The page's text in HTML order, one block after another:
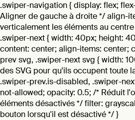
.swiper-navigation { display: flex;
Aligner de gauche à droite */ align-
verticalement les éléments au
.swiper-next { width: 40px; height:
content: center; align-items: center;
prev svg, .swiper-next svg { width:
des SVG pour qu'ils occupent toute
.swiper-prev.is-disabled, .swiper-
not-allowed; opacity: 0.5; /* Réduit
éléments désactivés */ filter:
bouton lorsqu'il est désactivé */ }